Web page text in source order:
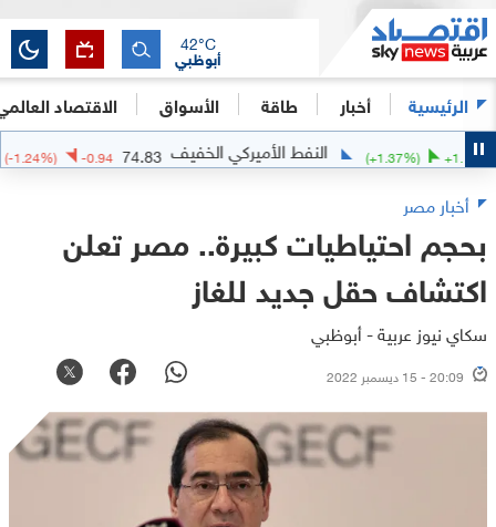
الرئيسية أخبار طاقة الأسواق الاقتصاد
أبوظبي
42°C
(+ 1.37%) النفط الأميركي الخفيف 74.83
-0.94
(-1.24%)
أخبار مصر
بحجم احتياطيات كبيرة.. مصر تعلن
اكتشاف حقل جديد للغاز
سكاي نيوز عربية - أبوظبي
20:09 - 15 ديسمبر 2022